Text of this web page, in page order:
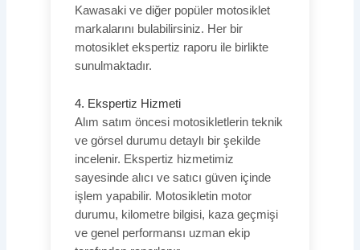
Kawasaki ve diğer popüler motosiklet
markalarını bulabilirsiniz. Her bir
motosiklet ekspertiz raporu ile birlikte
sunulmaktadır.
4. Ekspertiz Hizmeti
Alım satım öncesi motosikletlerin teknik
ve görsel durumu detaylı bir şekilde
incelenir. Ekspertiz hizmetimiz
sayesinde alıcı ve satıcı güven içinde
işlem yapabilir. Motosikletin motor
durumu, kilometre bilgisi, kaza geçmişi
ve genel performansı uzman ekip